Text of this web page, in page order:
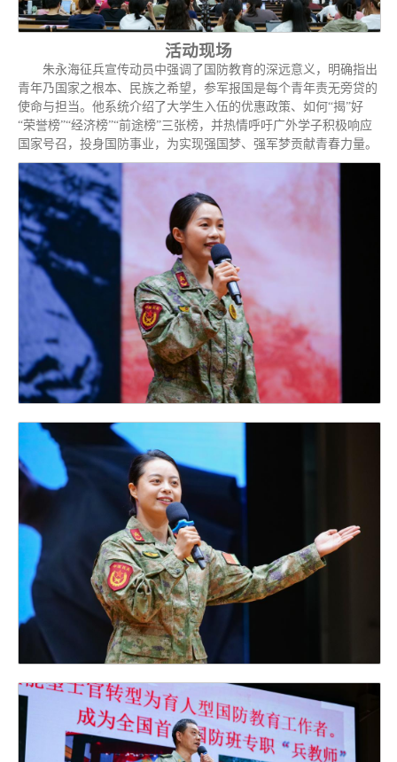
活动现场
朱永海征兵宣传动员中强调了国防教育的深远意义，明确指出
青年乃国家之根本、民族之希望，参军报国是每个青年责无旁贷的
使命与担当。他系统介绍了大学生入伍的优惠政策、如何“揭”好
“荣誉榜”“经济榜”“前途榜”三张榜，并热情呼吁广外学子积极响应
国家号召，投身国防事业，为实现强国梦、强军梦贡献青春力量。